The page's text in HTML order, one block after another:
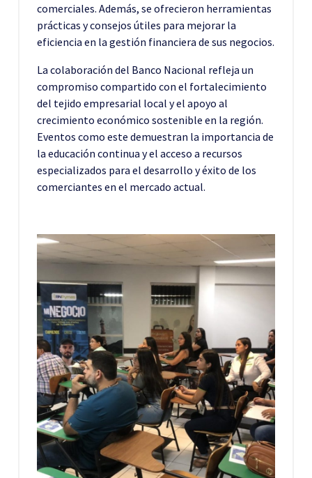
comerciales. Además, se ofrecieron herramientas
prácticas y consejos útiles para mejorar la
eficiencia en la gestión financiera de sus negocios.
La colaboración del Banco Nacional refleja un
compromiso compartido con el fortalecimiento
del tejido empresarial local y el apoyo al
crecimiento económico sostenible en la región.
Eventos como este demuestran la importancia de
la educación continua y el acceso a recursos
especializados para el desarrollo y éxito de los
comerciantes en el mercado actual.